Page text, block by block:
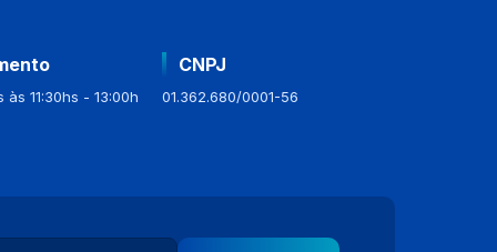
às 11:30hs - 13:00h
CNPJ
01.362.680/0001-56